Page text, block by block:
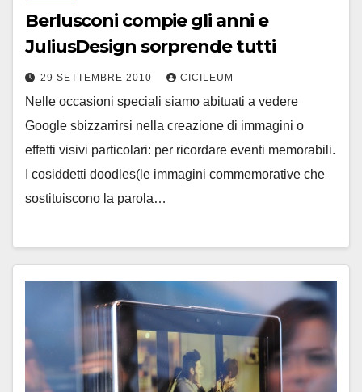
Berlusconi compie gli anni e
JuliusDesign sorprende tutti
29 SETTEMBRE 2010 CICILEUM
Nelle occasioni speciali siamo abituati a vedere
Google sbizzarrirsi nella creazione di immagini o
effetti visivi particolari: per ricordare eventi memorabili.
I cosiddetti doodles(le immagini commemorative che
sostituiscono la parola…